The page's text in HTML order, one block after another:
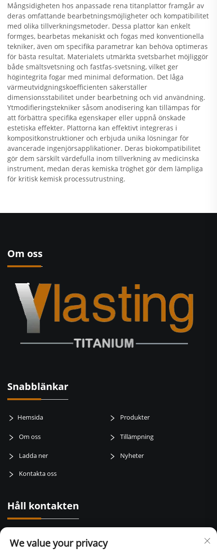
Mångsidigheten hos anpassade rena titanplattor framgår av
deras omfattande bearbetningsmöjligheter och kompatibilitet
med olika tillverkningsmetoder. Dessa plattor kan enkelt
formges, bearbetas mekaniskt och fogas med konventionella
tekniker, även om specifika parametrar kan behöva optimeras
för bästa resultat. Materialets utmärkta svetsbarhet möjliggör
både smältsvetsning och fastfas-svetsning, vilket ger
högintegrita fogar med minimal deformation. Det låga
värmeutvidgningskoefficienten säkerställer
dimensionsstabilitet under bearbetning och vid användning.
Ytmodifieringstekniker såsom anodisering kan tillämpas för
att förbättra specifika egenskaper eller uppnå önskade
estetiska effekter. Plattorna kan effektivt integreras i
kompositkonstruktioner och erbjuda unika lösningar för
avancerade ingenjörsapplikationer. Deras biokompatibilitet
gör dem särskilt värdefulla inom tillverkning av medicinska
instrument, medan deras kemiska tröghet gör dem lämpliga
för kritisk kemisk processutrustning.
Om oss
Snabblänkar
Hemsida Produkter
Om oss Tillämpning
Ladda ner Nyheter
Kontakta oss
Håll kontakten
We value your privacy